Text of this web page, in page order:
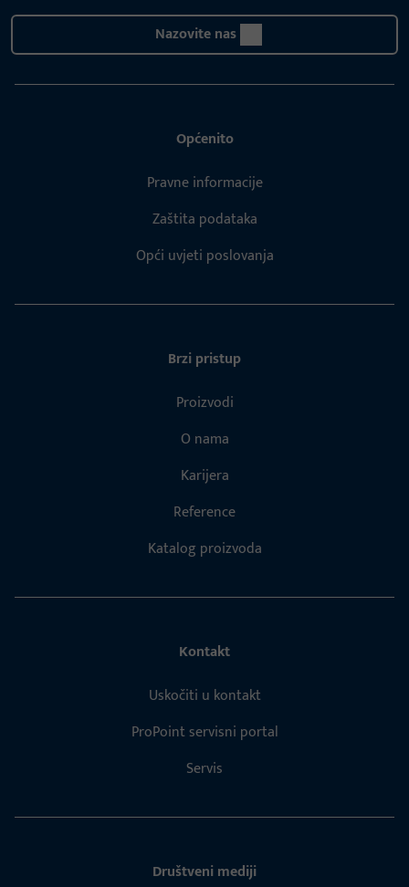
Nazovite nas
Općenito
Pravne informacije
Zaštita podataka
Opći uvjeti poslovanja
Brzi pristup
Proizvodi
O nama
Karijera
Reference
Katalog proizvoda
Kontakt
Uskočiti u kontakt
ProPoint servisni portal
Servis
Društveni mediji